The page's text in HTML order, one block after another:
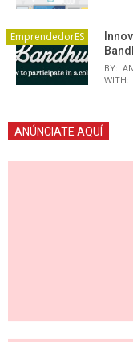
EmprendedorES
BY:
WITH:
ANÚNCIATE AQUÍ